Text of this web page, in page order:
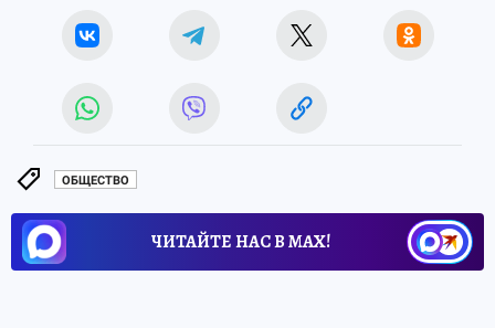
ОБЩЕСТВО
ЧИТАЙТЕ НАС В МАХ!